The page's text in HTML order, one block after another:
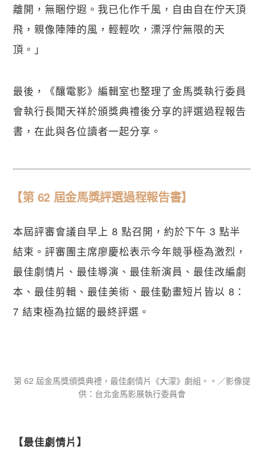
離開，無睏佇遐。我已化作千風，自由自在佇天頂
飛，親像陣陣的風，輕輕吹，漂浮佇無限的天
頂。」
最後，《釀電影》編輯室也整理了金馬獎執行委員
會執行長聞天祥於頒獎典禮後分享的評選過程報告
書，在此與各位讀者一起分享。
【​第 62 屆金馬獎評選過程報告書】
本屆評審會議自早上 8 點召開，約於下午 3 點半
結束。評審團主席廖慶松表示今年競爭極為激烈，
最佳劇情片、最佳導演、最佳新演員、最佳改編劇
本、最佳剪輯、最佳美術、最佳動畫短片皆以 8：
7 結束極為拉鋸的最終評選。
第 62 屆金馬獎頒獎典禮，最佳劇情片《大濛》劇組。。／影像提
供：台北金馬影展執行委員會
【​最佳劇情片】